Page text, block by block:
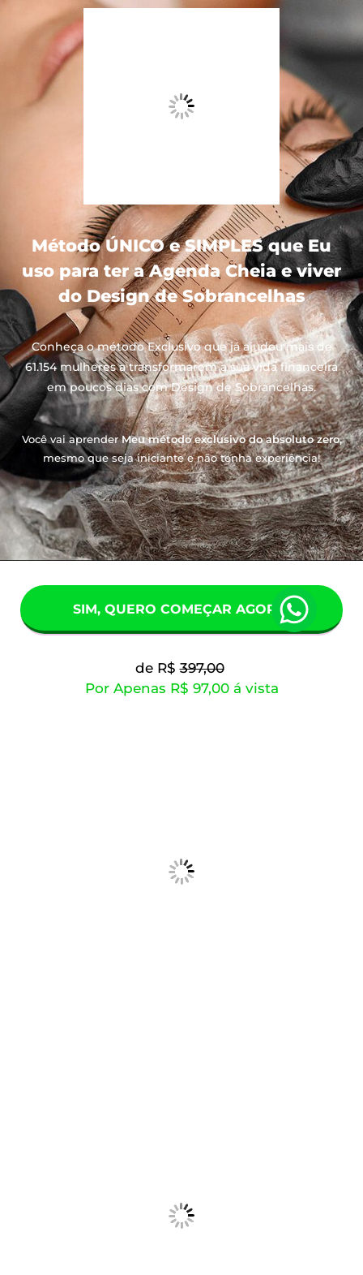
Método ÚNICO e SIMPLES que Eu
uso para ter a Agenda Cheia e viver
do Design de Sobrancelhas
Conheça o método Exclusivo que já ajudou mais de
61.154 mulheres a transformarem a sua vida financeira
em poucos dias com Design de Sobrancelhas.
Você vai aprenderMeu método exclusivo do absoluto zero,
mesmo que seja iniciante e não tenha experiência!
SIM, QUERO COMEÇAR AGORA!
de R$397,00
Por Apenas R$ 97,00 á vista